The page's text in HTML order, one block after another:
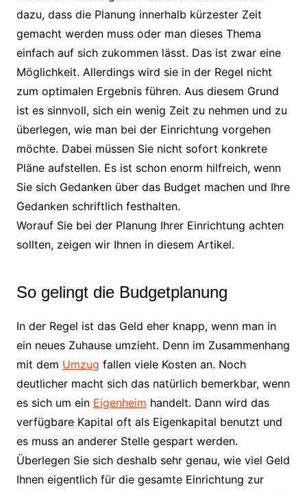
dazu, dass die Planung innerhalb kürzester Zeit
gemacht werden muss oder man dieses Thema
einfach auf sich zukommen lässt. Das ist zwar eine
Möglichkeit. Allerdings wird sie in der Regel nicht
zum optimalen Ergebnis führen. Aus diesem Grund
ist es sinnvoll, sich ein wenig Zeit zu nehmen und zu
überlegen, wie man bei der Einrichtung vorgehen
möchte. Dabei müssen Sie nicht sofort konkrete
Pläne aufstellen. Es ist schon enorm hilfreich, wenn
Sie sich Gedanken über das Budget machen und Ihre
Gedanken schriftlich festhalten.
Worauf Sie bei der Planung Ihrer Einrichtung achten
sollten, zeigen wir Ihnen in diesem Artikel.
So gelingt die Budgetplanung
In der Regel ist das Geld eher knapp, wenn man in
ein neues Zuhause umzieht. Denn im Zusammenhang
mit dem Umzug fallen viele Kosten an. Noch
deutlicher macht sich das natürlich bemerkbar, wenn
es sich um ein Eigenheim handelt. Dann wird das
verfügbare Kapital oft als Eigenkapital benutzt und
es muss an anderer Stelle gespart werden.
Überlegen Sie sich deshalb sehr genau, wie viel Geld
Ihnen eigentlich für die gesamte Einrichtung zur